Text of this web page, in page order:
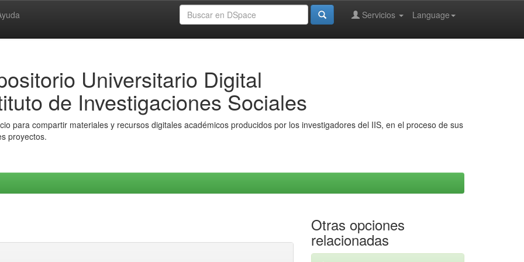
Language
Servicios
Universitario Digital
de Investigaciones Sociales
para compartir materiales y recursos digitales académicos producidos por los investigadores del IIS, en el proceso de sus
proyectos.
Otras opciones
relacionadas